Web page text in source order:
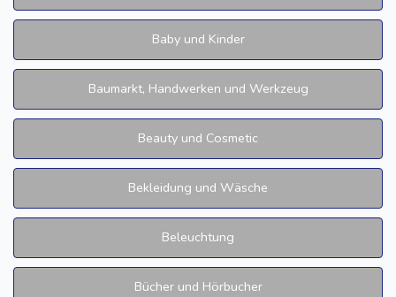
Baby und Kinder
Baumarkt, Handwerken und Werkzeug
Beauty und Cosmetic
Bekleidung und Wäsche
Beleuchtung
Bücher und Hörbucher